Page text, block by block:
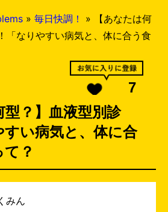
» 毎日快調！ »
【あなたは何
「なりやすい病気と、体に合う食
7
型？】血液型別診
すい病気と、体に合
？
みん